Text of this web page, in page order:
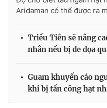
Ðiện thoại Thời báo VTV:
Liên hệ quảng cáo:
024-
Aridaman có thể được ra
Triều Tiên sẽ nâng
nhân nếu bị đe dọa
Guam khuyến cáo
khi bị tấn công hạt